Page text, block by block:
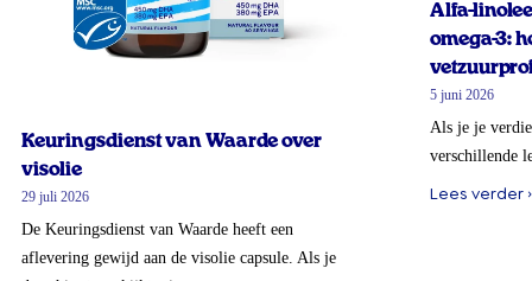
Keuringsdienst van Waarde over
visolie
29 juli 2026
De Keuringsdienst van Waarde heeft een
aflevering gewijd aan de visolie capsule. Als je
Alfa-
omega-3:
5 juni 2026
Als je je
verschillende
Lees verder ›